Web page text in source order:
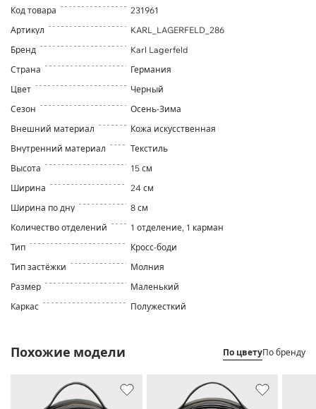
Код товара
231961
Артикул
KARL_LAGERFELD_286
Бренд
Karl Lagerfeld
Страна
Германия
Цвет
Черный
Сезон
Осень-Зима
Внешний материал
Кожа искусственная
Внутренний материал
Текстиль
Высота
15 см
Ширина
24 см
Ширина по дну
8 см
Количество отделений
1 отделение, 1 карман
Тип
Кросс-боди
Тип застёжки
Молния
Размер
Маленький
Каркас
Полужесткий
Похожие модели По цветуПо бренду